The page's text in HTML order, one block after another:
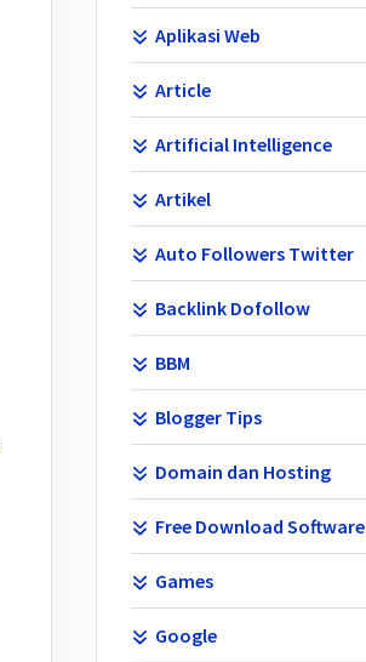
Aplikasi Web
Article
Artificial Intelligence
Artikel
Auto Followers Twitter
Backlink Dofollow
BBM
Blogger Tips
Domain dan Hosting
Free Download Software
Games
Google